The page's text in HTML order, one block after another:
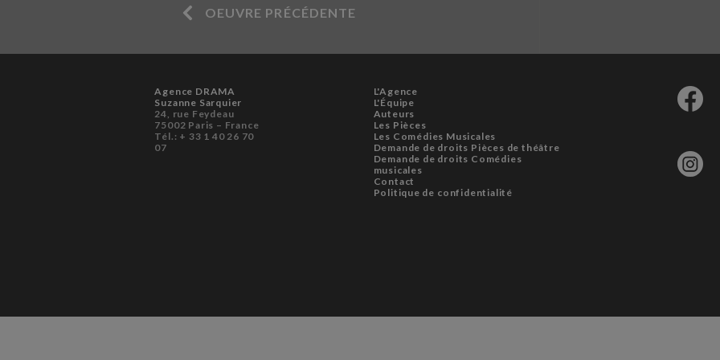
OEUVRE PRÉCÉDENTE
Agence DRAMA
Suzanne Sarquier
24, rue Feydeau
75002 Paris – France
Tél.: + 33 1 40 26 70
07
L'Agence
L'Équipe
Auteurs
Les Pièces
Les Comédies Musicales
Demande de droits Pièces de théâtre
Demande de droits Comédies
musicales
Contact
Politique de confidentialité